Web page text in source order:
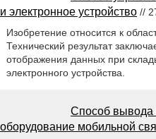
и электронное устройство //
Изобретение относится к
Технический результат
отображения данных при
электронного устройства.
Способ вывода
оборудование мобильной